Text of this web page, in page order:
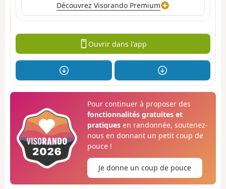
Découvrez Visorando Premium
Ouvrir dans l'app
Pour continuer à proposer des
fonctionnalités gratuites et
pratiquesen randonnée, soutenez-
nous en donnant un petit coup de
pouce !
Je donne un coup de pouce